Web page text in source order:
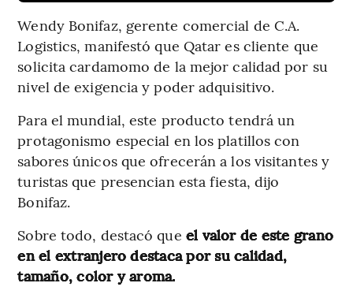
Wendy Bonifaz, gerente comercial de C.A.
Logistics, manifestó que Qatar es cliente que
solicita cardamomo de la mejor calidad por su
nivel de exigencia y poder adquisitivo.
Para el mundial, este producto tendrá un
protagonismo especial en los platillos con
sabores únicos que ofrecerán a los visitantes y
turistas que presencian esta fiesta, dijo
Bonifaz.
Sobre todo, destacó que el valor de este grano
en el extranjero destaca por su calidad,
tamaño, color y aroma.